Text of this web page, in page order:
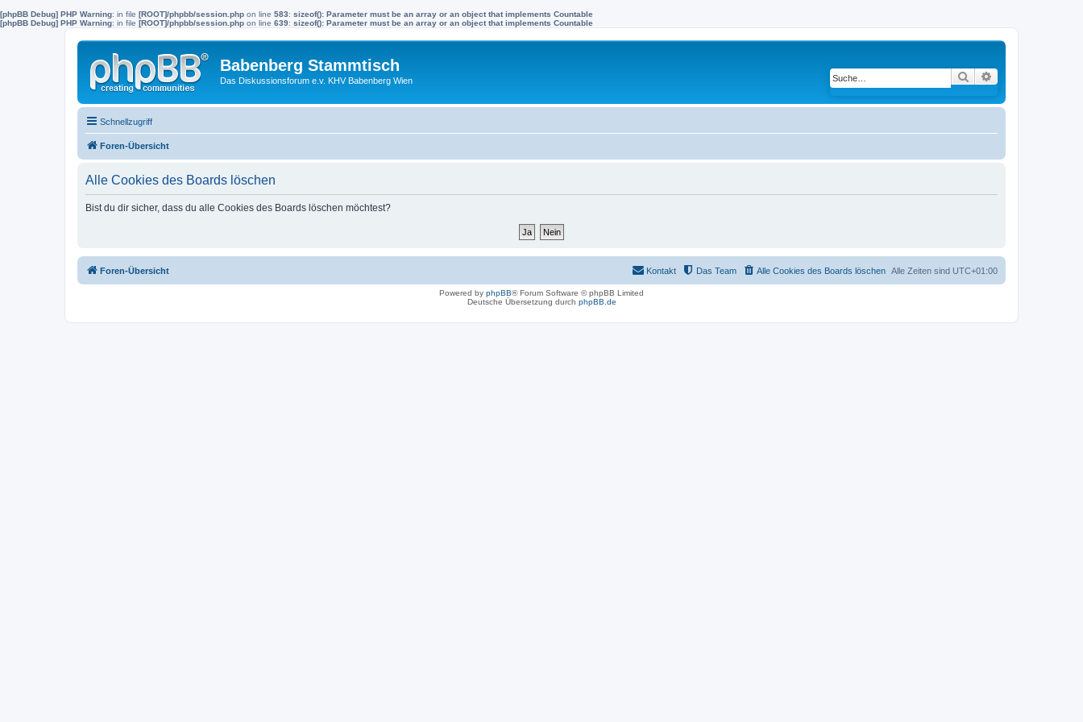
[phpBB Debug] PHP Warning: in file [ROOT]/phpbb/session.php on line 583: sizeof(): Parameter must be an array or an object that implements Countable
[phpBB Debug] PHP Warning: in file [ROOT]/phpbb/session.php on line 639: sizeof(): Parameter must be an array or an object that implements Countable
Babenberg Stammtisch
Das Diskussionsforum e.v. KHV Babenberg Wien Suche
Schnellzugriff
Foren-Übersicht
Alle Cookies des Boards löschen
Bist du dir sicher, dass du alle Cookies des Boards löschen möchtest?
Foren-Übersicht Alle Zeiten sind UTC+01:00
Alle Cookies des Boards löschen
Das Team
Kontakt
Powered by phpBB® Forum Software © phpBB Limited
Deutsche Übersetzung durch phpBB.de